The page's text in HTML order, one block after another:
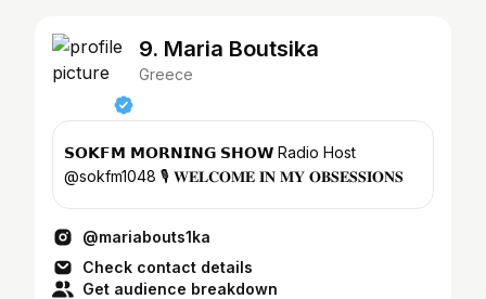
9. Maria Boutsika
Greece
𝗦𝗢𝗞𝗙𝗠 𝗠𝗢𝗥𝗡𝗜𝗡𝗚 𝗦𝗛𝗢𝗪 Radio Host
@sokfm1048 🎙️ 𝐖𝐄𝐋𝐂𝐎𝐌𝐄 𝐈𝐍 𝐌𝐘 𝐎𝐁𝐒𝐄𝐒𝐒𝐈𝐎𝐍𝐒
@mariabouts1ka
Check contact details
Get audience breakdown